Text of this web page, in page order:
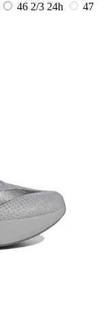
46 2/3 24h
47